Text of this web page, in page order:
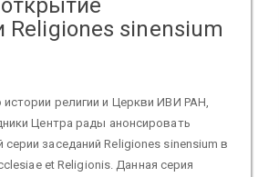
Religiones sinensium
религии и Церкви ИВИ РАН,
Центра рады анонсировать
заседаний Religiones sinensium в
et Religionis. Данная серия